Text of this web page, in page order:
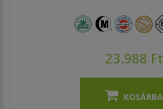
23.988 Ft
KOSÁRBA